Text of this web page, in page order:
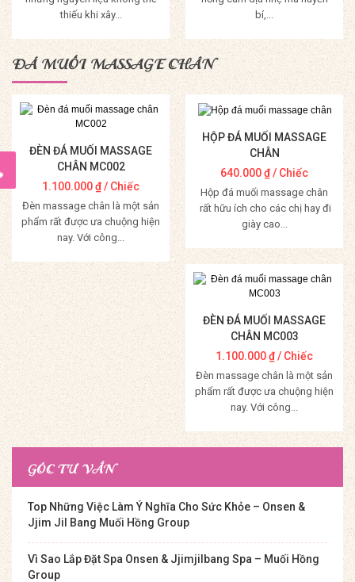
thiếu khi xây...
Mua Hàng
bí,...
Mua Hàng
ĐÁ MUỐI MASSAGE CHÂN
ĐÈN ĐÁ MUỐI MASSAGE
CHÂN MC002
1.100.000₫/ Chiếc
Đèn massage chân là một sản
phẩm rất được ưa chuộng hiện
nay. Với công...
Mua Hàng
HỘP ĐÁ MUỐI MASSAGE
CHÂN
640.000₫/ Chiếc
Hộp đá muối massage chân
rất hữu ích cho các chị hay đi
giày cao...
Mua Hàng
ĐÈN ĐÁ MUỐI MASSAGE
CHÂN MC003
1.100.000₫/ Chiếc
Đèn massage chân là một sản
phẩm rất được ưa chuộng hiện
nay. Với công...
Mua Hàng
GÓC TƯ VẤN
Top Những Việc Làm Ý Nghĩa Cho Sức Khỏe – Onsen &
Jjim Jil Bang Muối Hồng Group
Vì Sao Lắp Đặt Spa Onsen & Jjimjilbang Spa – Muối Hồng
Group